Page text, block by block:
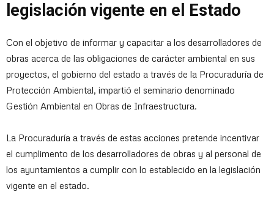
legislación vigente en el Estado
Con el objetivo de informar y capacitar a los desarrolladores de
obras acerca de las obligaciones de carácter ambiental en sus
proyectos, el gobierno del estado a través de la Procuraduría de
Protección Ambiental, impartió el seminario denominado
Gestión Ambiental en Obras de Infraestructura.
La Procuraduría a través de estas acciones pretende incentivar
el cumplimento de los desarrolladores de obras y al personal de
los ayuntamientos a cumplir con lo establecido en la legislación
vigente en el estado.